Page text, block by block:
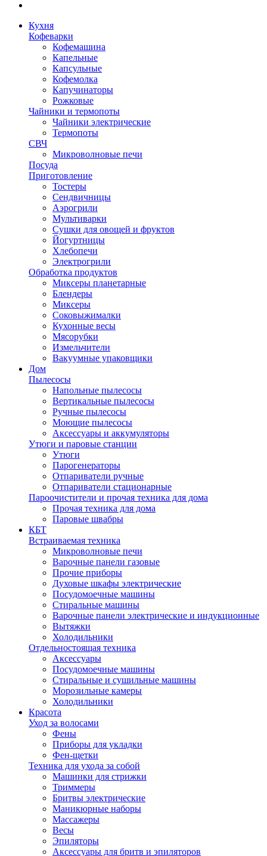
Кухня
Кофеварки
Кофемашина
Капельные
Капсульные
Кофемолка
Капучинаторы
Рожковые
Чайники и термопоты
Чайники электрические
Термопоты
СВЧ
Микроволновые печи
Посуда
Приготовление
Тостеры
Сендвичницы
Аэрогрили
Мультиварки
Сушки для овощей и фруктов
Йогуртницы
Хлебопечи
Электрогрили
Обработка продуктов
Миксеры планетарные
Блендеры
Миксеры
Соковыжималки
Кухонные весы
Мясорубки
Измельчители
Вакуумные упаковщики
Дом
Пылесосы
Напольные пылесосы
Вертикальные пылесосы
Ручные пылесосы
Моющие пылесосы
Аксессуары и аккумуляторы
Утюги и паровые станции
Утюги
Парогенераторы
Отпариватели ручные
Отпариватели стационарные
Пароочистители и прочая техника для дома
Прочая техника для дома
Паровые швабры
КБТ
Встраиваемая техника
Микроволновые печи
Варочные панели газовые
Прочие приборы
Духовые шкафы электрические
Посудомоечные машины
Стиральные машины
Варочные панели электрические и индукционные
Вытяжки
Холодильники
Отдельностоящая техника
Аксессуары
Посудомоечные машины
Стиральные и сушильные машины
Морозильные камеры
Холодильники
Красота
Уход за волосами
Фены
Приборы для укладки
Фен-щетки
Техника для ухода за собой
Машинки для стрижки
Триммеры
Бритвы электрические
Маникюрные наборы
Массажеры
Весы
Эпиляторы
Аксессуары для бритв и эпиляторов